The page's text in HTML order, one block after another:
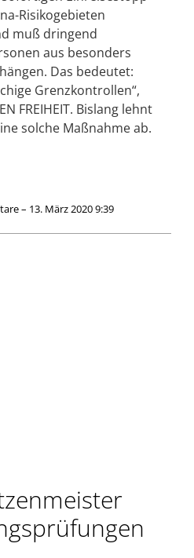
Risikogebieten
muß dringend
aus besonders
Das bedeutet:
Grenzkontrollen“,
FREIHEIT. Bislang lehnt
solche Maßnahme ab.
– 13. März 2020 9:39